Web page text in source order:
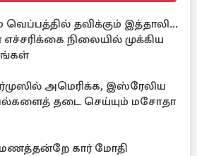
வெப்பத்தில் தவிக்கும் இத்தாலி...
எச்சரிக்கை நிலையில் முக்கிய
அமெரிக்க, இஸ்ரேலிய
தடை செய்யும் மசோதா
கார் மோதி